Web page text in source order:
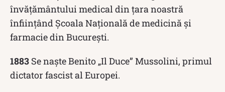
învățământului medical din țara noastră
înființând Şcoala Naţională de medicină şi
farmacie din Bucureşti.
1883 Se naște Benito „Il Duce” Mussolini, primul
dictator fascist al Europei.